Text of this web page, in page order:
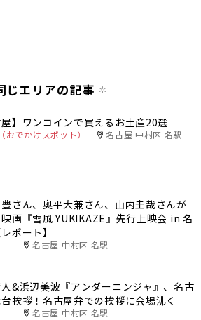
じエリアの記事
屋】ワンコインで買えるお土産20選
おでかけスポット） 名古屋 中村区 名駅
さん、奥平大兼さん、山内圭哉さんが
画『雪風 YUKIKAZE』先行上映会 in 名
ポート】
名古屋 中村区 名駅
&浜辺美波『アンダーニンジャ』、名古
挨拶！名古屋弁での挨拶に会場沸く
名古屋 中村区 名駅